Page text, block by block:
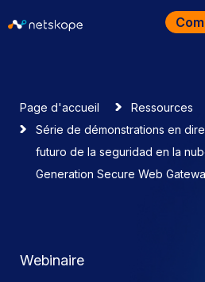
Page d'accueil Ressources
Série de démonstrations en
futuro de la seguridad en la
Generation Secure Web
Webinaire